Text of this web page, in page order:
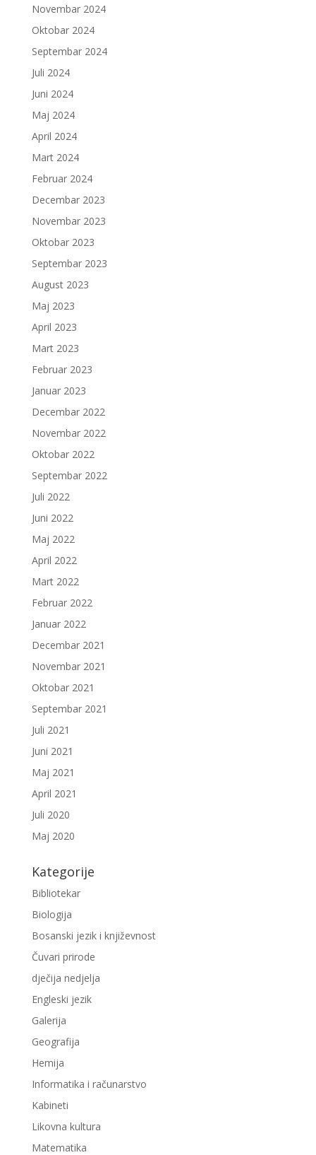
Novembar 2024
Oktobar 2024
Septembar 2024
Juli 2024
Juni 2024
Maj 2024
April 2024
Mart 2024
Februar 2024
Decembar 2023
Novembar 2023
Oktobar 2023
Septembar 2023
August 2023
Maj 2023
April 2023
Mart 2023
Februar 2023
Januar 2023
Decembar 2022
Novembar 2022
Oktobar 2022
Septembar 2022
Juli 2022
Juni 2022
Maj 2022
April 2022
Mart 2022
Februar 2022
Januar 2022
Decembar 2021
Novembar 2021
Oktobar 2021
Septembar 2021
Juli 2021
Juni 2021
Maj 2021
April 2021
Juli 2020
Maj 2020
Kategorije
Bibliotekar
Biologija
Bosanski jezik i književnost
Čuvari prirode
dječija nedjelja
Engleski jezik
Galerija
Geografija
Hemija
Informatika i računarstvo
Kabineti
Likovna kultura
Matematika